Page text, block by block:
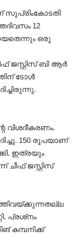
സുപ്രിംകോടതി
12
ഒരു
ജസ്റ്റിസ് ബി ആര്‍
ടോള്‍
വിശദീകരണം.
150 രൂപയാണ്
ഇത്രയും
ജസ്റ്റിസ്
പ്രശ്‌നം
കമ്പനിക്ക്